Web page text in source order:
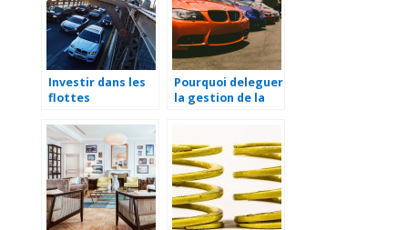
Investir dans les
flottes
bonne idee
Pourquoi deleguer
la gestion de la